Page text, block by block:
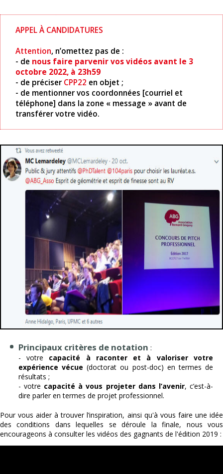
APPEL À CANDIDATURES
Attention, n’omettez pas de :
- de nous faire parvenir vos vidéos avant le 3
octobre 2022, à 23h59
- de préciser CPP22 en objet ;
- de mentionner vos coordonnées [courriel et
téléphone] dans la zone « message » avant de
transférer votre vidéo.
Principaux critères de notation :
- votre capacité à raconter et à valoriser votre
expérience vécue (doctorat ou post-doc) en termes de
résultats ;
- votre capacité à vous projeter dans l’avenir, c’est-à-
dire parler en termes de projet professionnel.
Pour vous aider à trouver l’inspiration, ainsi qu'à vous faire une idée
des conditions dans lequelles se déroule la finale, nous vous
encourageons à consulter les vidéos des gagnants de l'édition 2019 :